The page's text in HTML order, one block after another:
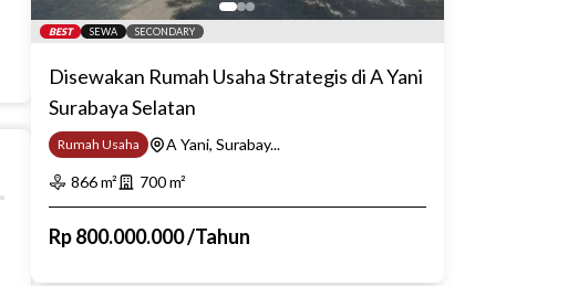
BEST SEWA SECONDARY
Disewakan Rumah Usaha Strategis di A Yani
Surabaya Selatan
Rumah Usaha
A Yani, Surabay...
866m² 700m²
Rp800.000.000/Tahun